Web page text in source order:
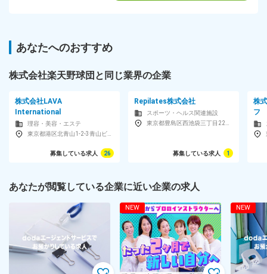
あなたへのおすすめ
株式会社楽天野球団と同じ業界の企業
株式会社LAVA
International
理容・美容・エステ
募集している求人 26
Repilates株式会社
スポーツ・ヘルス関連施設
募集している求人 1
株
フ
あなたが閲覧している企業に近い企業の求人
NEW NEW